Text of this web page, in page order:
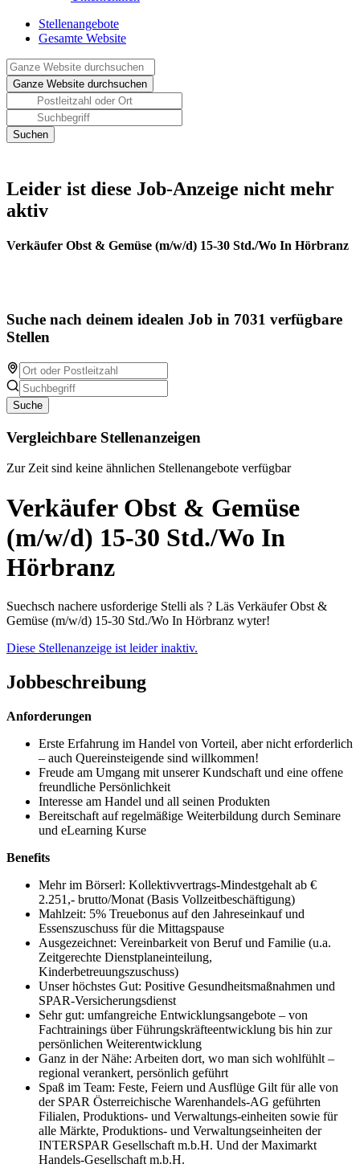
Stellenangebote
Gesamte Website
Leider ist diese Job-Anzeige nicht mehr
aktiv
Verkäufer Obst & Gemüse (m/w/d) 15-30 Std./Wo In Hörbranz
Suche nach deinem idealen Job in 7031 verfügbare
Stellen
Suche
Vergleichbare Stellenanzeigen
Zur Zeit sind keine ähnlichen Stellenangebote verfügbar
Verkäufer Obst & Gemüse
(m/w/d) 15-30 Std./Wo In
Hörbranz
Suechsch nachere usforderige Stelli als ? Läs Verkäufer Obst &
Gemüse (m/w/d) 15-30 Std./Wo In Hörbranz wyter!
Diese Stellenanzeige ist leider inaktiv.
Jobbeschreibung
Anforderungen
Erste Erfahrung im Handel von Vorteil, aber nicht erforderlich
– auch Quereinsteigende sind willkommen!
Freude am Umgang mit unserer Kundschaft und eine offene
freundliche Persönlichkeit
Interesse am Handel und all seinen Produkten
Bereitschaft auf regelmäßige Weiterbildung durch Seminare
und eLearning Kurse
Benefits
Mehr im Börserl: Kollektivvertrags-Mindestgehalt ab €
2.251,- brutto/Monat (Basis Vollzeitbeschäftigung)
Mahlzeit: 5% Treuebonus auf den Jahreseinkauf und
Essenszuschuss für die Mittagspause
Ausgezeichnet: Vereinbarkeit von Beruf und Familie (u.a.
Zeitgerechte Dienstplaneinteilung,
Kinderbetreuungszuschuss)
Unser höchstes Gut: Positive Gesundheitsmaßnahmen und
SPAR-Versicherungsdienst
Sehr gut: umfangreiche Entwicklungsangebote – von
Fachtrainings über Führungskräfteentwicklung bis hin zur
persönlichen Weiterentwicklung
Ganz in der Nähe: Arbeiten dort, wo man sich wohlfühlt –
regional verankert, persönlich geführt
Spaß im Team: Feste, Feiern und Ausflüge Gilt für alle von
der SPAR Österreichische Warenhandels-AG geführten
Filialen, Produktions- und Verwaltungs-einheiten sowie für
alle Märkte, Produktions- und Verwaltungseinheiten der
INTERSPAR Gesellschaft m.b.H. Und der Maximarkt
Handels-Gesellschaft m.b.H.